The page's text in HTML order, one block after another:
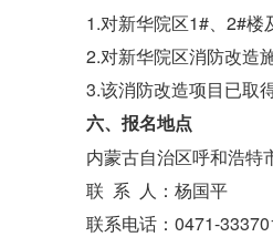
1.对新华院区1#、2#楼
2.对新华院区消防改造
3.该消防改造项目已取
六、报名地点
内蒙古自治区呼和浩特
联 系 人：杨国平
联系电话：0471-